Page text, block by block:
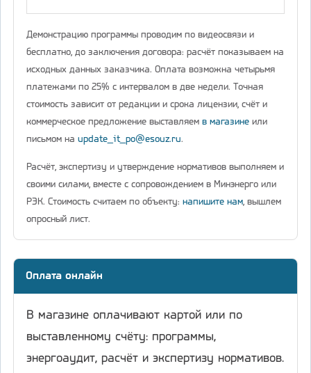
Демонстрацию программы проводим по видеосвязи и
бесплатно, до заключения договора: расчёт показываем на
исходных данных заказчика. Оплата возможна четырьмя
платежами по 25% с интервалом в две недели. Точная
стоимость зависит от редакции и срока лицензии, счёт и
коммерческое предложение выставляем в магазине или
письмом на update_it_po@esouz.ru.
Расчёт, экспертизу и утверждение нормативов выполняем и
своими силами, вместе с сопровождением в Минэнерго или
РЭК. Стоимость считаем по объекту: напишите нам, вышлем
опросный лист.
Оплата онлайн
В магазине оплачивают картой или по
выставленному счёту: программы,
энергоаудит, расчёт и экспертизу нормативов.